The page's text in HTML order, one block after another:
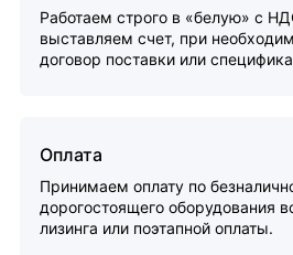
Работаем строго в «белую» с
выставляем счет, при
договор поставки или
Оплата
Принимаем оплату по
дорогостоящего оборудования
лизинга или поэтапной оплаты.